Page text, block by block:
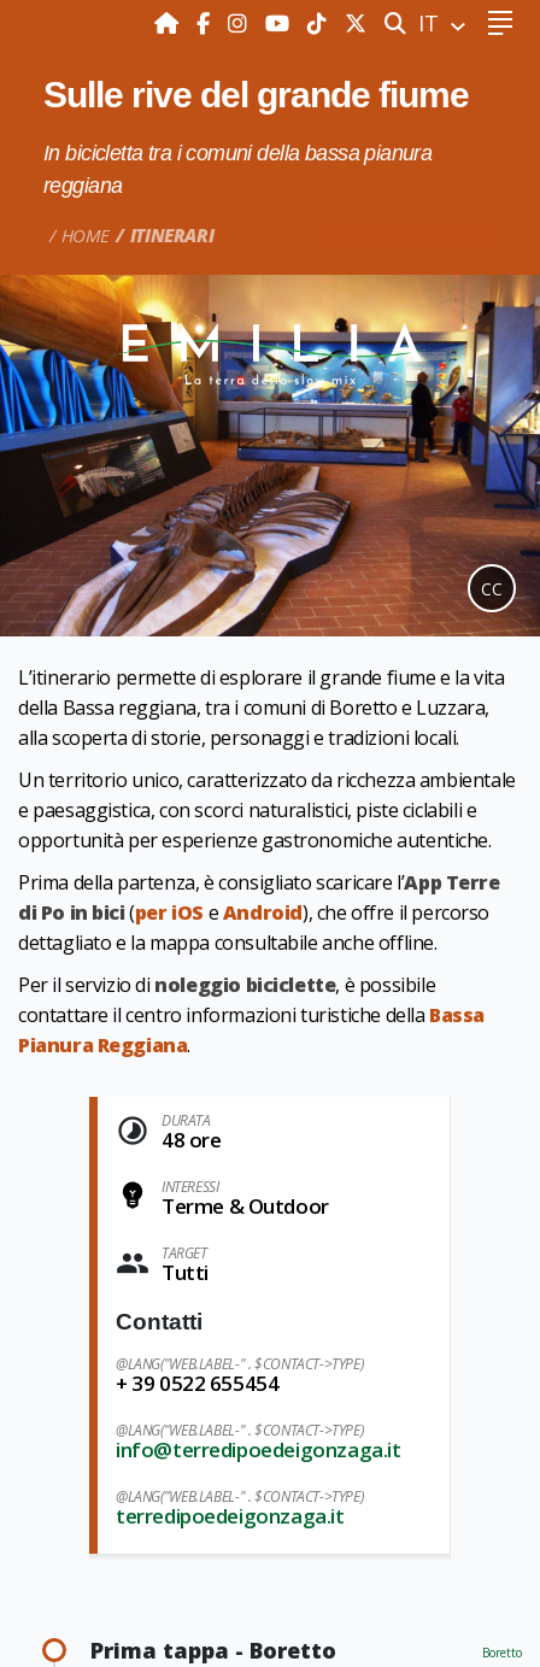
CERCA
IT
Sulle rive del grande fiume
In bicicletta tra i comuni della bassa pianura
reggiana
HOME ITINERARI
CC
L’itinerario permette di esplorare il grande fiume e la vita
della Bassa reggiana, tra i comuni di Boretto e Luzzara,
alla scoperta di storie, personaggi e tradizioni locali.
Un territorio unico, caratterizzato da ricchezza ambientale
e paesaggistica, con scorci naturalistici, piste ciclabili e
opportunità per esperienze gastronomiche autentiche.
Prima della partenza, è consigliato scaricare l’App Terre
di Po in bici(per iOS eAndroid), che offre il percorso
dettagliato e la mappa consultabile anche offline.
Per il servizio di noleggio biciclette, è possibile
contattare il centro informazioni turistiche della Bassa
Pianura Reggiana.
DURATA
48 ore
INTERESSI
Terme & Outdoor
TARGET
Tutti
Contatti
@LANG("WEB.LABEL-" . $CONTACT->TYPE)
+ 39 0522 655454
@LANG("WEB.LABEL-" . $CONTACT->TYPE)
info@terredipoedeigonzaga.it
@LANG("WEB.LABEL-" . $CONTACT->TYPE)
terredipoedeigonzaga.it
Prima tappa - Boretto Boretto